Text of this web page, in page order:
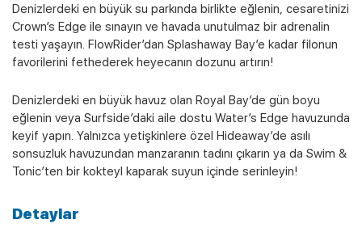
Denizlerdeki en büyük su parkında birlikte eğlenin, cesaretinizi
Crown’s Edge ile sınayın ve havada unutulmaz bir adrenalin
testi yaşayın. FlowRider’dan Splashaway Bay’e kadar filonun
favorilerini fethederek heyecanın dozunu artırın!
Denizlerdeki en büyük havuz olan Royal Bay’de gün boyu
eğlenin veya Surfside’daki aile dostu Water’s Edge havuzunda
keyif yapın. Yalnızca yetişkinlere özel Hideaway’de asılı
sonsuzluk havuzundan manzaranın tadını çıkarın ya da Swim &
Tonic’ten bir kokteyl kaparak suyun içinde serinleyin!
Detaylar